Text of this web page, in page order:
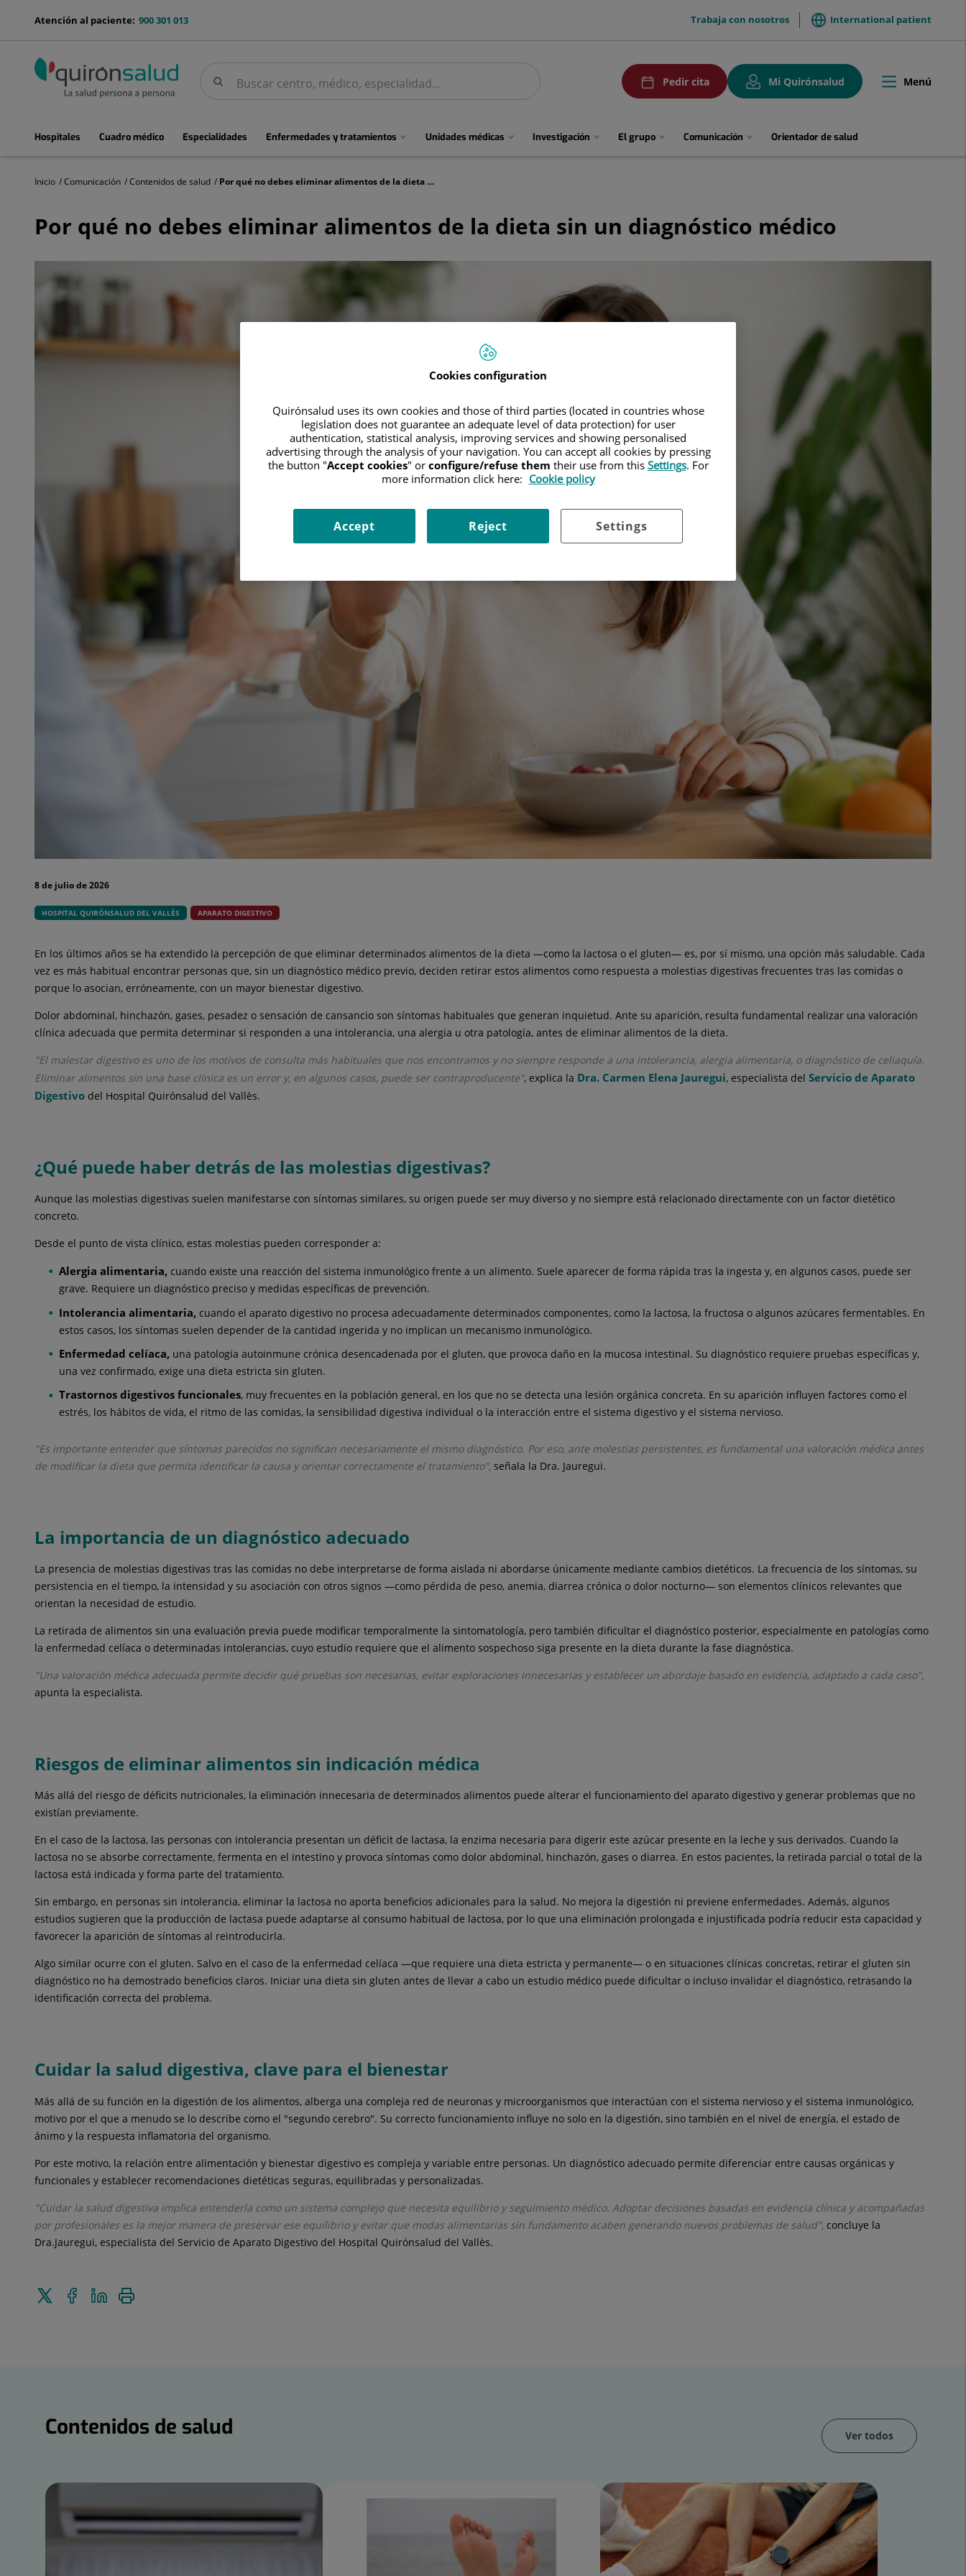
menu-
900 301 013
Atención al paciente: menuTop
Trabaja con nosotros International patient
BuscarBuscar
menuPedirCita
Pedir cita
Mi Quirónsalud
Toggle
Menú
menuPrincipal
Hospitales Cuadro médico Especialidades Enfermedades y tratamientos Unidades médicas Investigación El grupo Comunicación Orientador de salud
Inicio Comunicación Contenidos de salud Por qué no debes eliminar alimentos de la dieta sin un diagnóstico médico
no
un
diagnóstico
Por qué no debes eliminar alimentos de la dieta sin un diagnóstico médico
8 de julio de 2026
HOSPITAL QUIRÓNSALUD DEL VALLÈS APARATO DIGESTIVO
En los últimos años se ha extendido la percepción de que eliminar determinados alimentos de la dieta —como la lactosa o el gluten— es, por sí mismo, una opción más saludable. Cada
vez es más habitual encontrar personas que, sin un diagnóstico médico previo, deciden retirar estos alimentos como respuesta a molestias digestivas frecuentes tras las comidas o
porque lo asocian, erróneamente, con un mayor bienestar digestivo.
Dolor abdominal, hinchazón, gases, pesadez o sensación de cansancio son síntomas habituales que generan inquietud. Ante su aparición, resulta fundamental realizar una valoración
clínica adecuada que permita determinar si responden a una intolerancia, una alergia u otra patología, antes de eliminar alimentos de la dieta.
"El malestar digestivo es uno de los motivos de consulta más habituales que nos encontramos y no siempre responde a una intolerancia, alergia alimentaria, o diagnóstico de celiaquía.
Eliminar alimentos sin una base clínica es un error y, en algunos casos, puede ser contraproducente", explica la Dra. Carmen Elena Jauregui, especialista del Servicio de Aparato
Digestivo del Hospital Quirónsalud del Vallès.
¿Qué puede haber detrás de las molestias digestivas?
Aunque las molestias digestivas suelen manifestarse con síntomas similares, su origen puede ser muy diverso y no siempre está relacionado directamente con un factor dietético
concreto.
Desde el punto de vista clínico, estas molestias pueden corresponder a:
Alergia alimentaria,cuando existe una reacción del sistema inmunológico frente a un alimento. Suele aparecer de forma rápida tras la ingesta y, en algunos casos, puede ser
grave. Requiere un diagnóstico preciso y medidas específicas de prevención.
Intolerancia alimentaria,cuando el aparato digestivo no procesa adecuadamente determinados componentes, como la lactosa, la fructosa o algunos azúcares fermentables. En
estos casos, los síntomas suelen depender de la cantidad ingerida y no implican un mecanismo inmunológico.
Enfermedad celíaca, una patología autoinmune crónica desencadenada por el gluten, que provoca daño en la mucosa intestinal. Su diagnóstico requiere pruebas específicas y,
una vez confirmado, exige una dieta estricta sin gluten.
Trastornos digestivos funcionales, muy frecuentes en la población general, en los que no se detecta una lesión orgánica concreta. En su aparición influyen factores como el
estrés, los hábitos de vida, el ritmo de las comidas, la sensibilidad digestiva individual o la interacción entre el sistema digestivo y el sistema nervioso.
"Es importante entender que síntomas parecidos no significan necesariamente el mismo diagnóstico. Por eso, ante molestias persistentes, es fundamental una valoración médica antes
de modificar la dieta que permita identificar la causa y orientar correctamente el tratamiento", señala la Dra. Jauregui.
La importancia de un diagnóstico adecuado
La presencia de molestias digestivas tras las comidas no debe interpretarse de forma aislada ni abordarse únicamente mediante cambios dietéticos. La frecuencia de los síntomas, su
persistencia en el tiempo, la intensidad y su asociación con otros signos —como pérdida de peso, anemia, diarrea crónica o dolor nocturno— son elementos clínicos relevantes que
orientan la necesidad de estudio.
La retirada de alimentos sin una evaluación previa puede modificar temporalmente la sintomatología, pero también dificultar el diagnóstico posterior, especialmente en patologías como
la enfermedad celíaca o determinadas intolerancias, cuyo estudio requiere que el alimento sospechoso siga presente en la dieta durante la fase diagnóstica.
"Una valoración médica adecuada permite decidir qué pruebas son necesarias, evitar exploraciones innecesarias y establecer un abordaje basado en evidencia, adaptado a cada caso",
apunta la especialista.
Riesgos de eliminar alimentos sin indicación médica
Más allá del riesgo de déficits nutricionales, la eliminación innecesaria de determinados alimentos puede alterar el funcionamiento del aparato digestivo y generar problemas que no
existían previamente.
En el caso de la lactosa, las personas con intolerancia presentan un déficit de lactasa, la enzima necesaria para digerir este azúcar presente en la leche y sus derivados. Cuando la
lactosa no se absorbe correctamente, fermenta en el intestino y provoca síntomas como dolor abdominal, hinchazón, gases o diarrea. En estos pacientes, la retirada parcial o total de la
lactosa está indicada y forma parte del tratamiento.
Sin embargo, en personas sin intolerancia, eliminar la lactosa no aporta beneficios adicionales para la salud. No mejora la digestión ni previene enfermedades. Además, algunos
estudios sugieren que la producción de lactasa puede adaptarse al consumo habitual de lactosa, por lo que una eliminación prolongada e injustificada podría reducir esta capacidad y
favorecer la aparición de síntomas al reintroducirla.
Algo similar ocurre con el gluten. Salvo en el caso de la enfermedad celíaca —que requiere una dieta estricta y permanente— o en situaciones clínicas concretas, retirar el gluten sin
diagnóstico no ha demostrado beneficios claros. Iniciar una dieta sin gluten antes de llevar a cabo un estudio médico puede dificultar o incluso invalidar el diagnóstico, retrasando la
identificación correcta del problema.
Cuidar la salud digestiva, clave para el bienestar
Más allá de su función en la digestión de los alimentos, alberga una compleja red de neuronas y microorganismos que interactúan con el sistema nervioso y el sistema inmunológico,
motivo por el que a menudo se lo describe como el "segundo cerebro". Su correcto funcionamiento influye no solo en la digestión, sino también en el nivel de energía, el estado de
ánimo y la respuesta inflamatoria del organismo.
Por este motivo, la relación entre alimentación y bienestar digestivo es compleja y variable entre personas. Un diagnóstico adecuado permite diferenciar entre causas orgánicas y
funcionales y establecer recomendaciones dietéticas seguras, equilibradas y personalizadas.
"Cuidar la salud digestiva implica entenderla como un sistema complejo que necesita equilibrio y seguimiento médico. Adoptar decisiones basadas en evidencia clínica y acompañadas
por profesionales es la mejor manera de preservar ese equilibrio y evitar que modas alimentarias sin fundamento acaben generando nuevos problemas de salud", concluye la
Dra.Jauregui, especialista del Servicio de Aparato Digestivo del Hospital Quirónsalud del Vallès.
Enviar
Compartir
en
Compartir
salud
Contenidos de salud Ver todos
Cookies configuration
Quirónsalud uses its own cookies and those of third parties (located in countries whose
legislation does not guarantee an adequate level of data protection) for user
authentication, statistical analysis, improving services and showing personalised
advertising through the analysis of your navigation. You can accept all cookies by pressing
the button "Accept cookies" or configure/refuse them their use from this Settings. For
more information click here: Cookie policy
Settings
Reject
Accept